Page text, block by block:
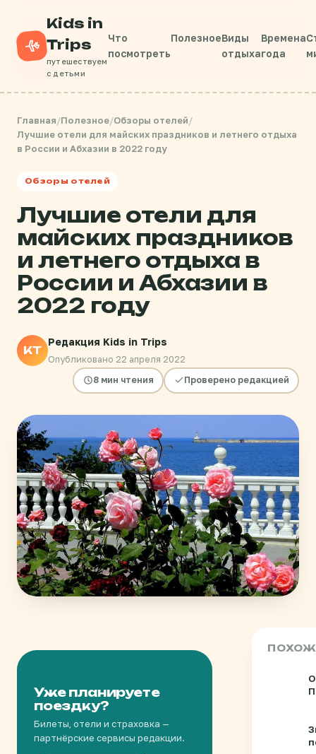
Kids in
Trips
путешествуем
с детьми
Что
посмотреть
ПолезноеВиды
отдыха
Времена
года
Главная/Полезное/Обзоры отелей/
Лучшие отели для майских праздников и летнего отдыха
в России и Абхазии в 2022 году
Обзоры отелей
Лучшие отели для
майских праздников
и летнего отдыха в
России и Абхазии в
2022 году
KT
Редакция Kids in Trips
Опубликовано 22 апреля 2022
8 мин чтения
Проверено редакцией
Уже планируете
поездку?
Билеты, отели и страховка —
партнёрские сервисы редакции.